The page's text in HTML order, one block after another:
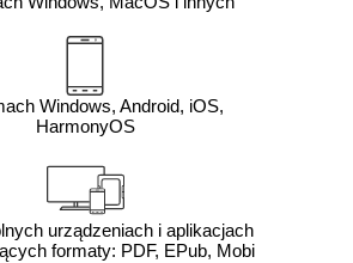
Windows, Android, iOS,
HarmonyOS
urządzeniach i aplikacjach
formaty: PDF, EPub, Mobi